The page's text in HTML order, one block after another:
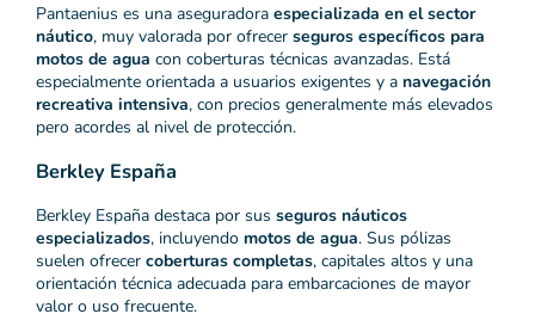
Pantaenius es una aseguradora especializada en el sector
náutico, muy valorada por ofrecer seguros específicos para
motos de agua con coberturas técnicas avanzadas. Está
especialmente orientada a usuarios exigentes y a navegación
recreativa intensiva, con precios generalmente más elevados
pero acordes al nivel de protección.
Berkley España
Berkley España destaca por sus seguros náuticos
especializados, incluyendo motos de agua. Sus pólizas
suelen ofrecer coberturas completas, capitales altos y una
orientación técnica adecuada para embarcaciones de mayor
valor o uso frecuente.